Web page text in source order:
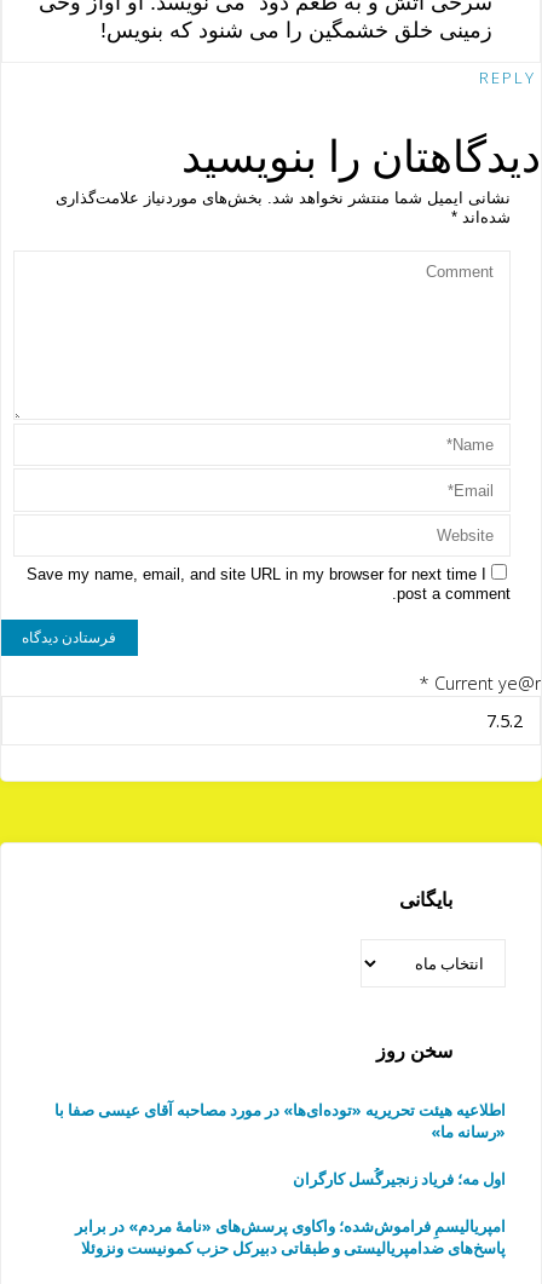
زمینی خلق خشمگین را می شنود که بنویس!
REPLY
دیدگاهتان را بنویسید
نشانی ایمیل شما منتشر نخواهد شد.
بخش‌های موردنیاز علامت‌گذاری
شده‌اند *
Save my name, email, and site URL in my browser for next time I
post a comment.
Current ye@r
*
بایگانی
سخن روز
اطلاعیه هیئت تحریریه «توده‌ای‌ها» در مورد مصاحبه آقای عیسی صفا با
«رسانه ما»
اول مه؛ فریاد زنجیرگُسل کارگران
امپریالیسمِ فراموش‌شده؛ واکاوی پرسش‌های «نامهٔ مردم» در برابر
پاسخ‌های ضدامپریالیستی و طبقاتی دبیرکل حزب کمونیست ونزوئلا